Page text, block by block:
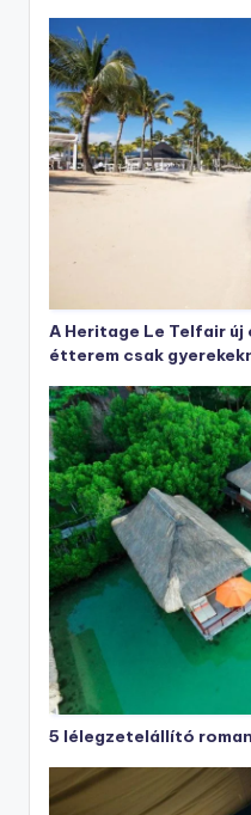
A Heritage Le Telfair új
étterem csak
5 lélegzetelállító